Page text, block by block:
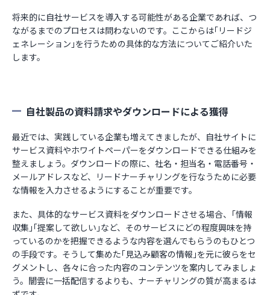
将来的に自社サービスを導入する可能性がある企業であれば、つ
ながるまでのプロセスは問わないのです。ここからは｢リードジ
ェネレーション｣を行うための具体的な方法についてご紹介いた
します。
自社製品の資料請求やダウンロードによる獲得
最近では、実践している企業も増えてきましたが、自社サイトに
サービス資料やホワイトペーパーをダウンロードできる仕組みを
整えましょう。ダウンロードの際に、社名・担当名・電話番号・
メールアドレスなど、リードナーチャリングを行なうために必要
な情報を入力させるようにすることが重要です。
また、具体的なサービス資料をダウンロードさせる場合、｢情報
収集｣｢提案して欲しい｣など、そのサービスにどの程度興味を持
っているのかを把握できるような内容を選んでもらうのもひとつ
の手段です。そうして集めた｢見込み顧客の情報｣を元に彼らをセ
グメントし、各々に合った内容のコンテンツを案内してみましょ
う。闇雲に一括配信するよりも、ナーチャリングの質が高まるは